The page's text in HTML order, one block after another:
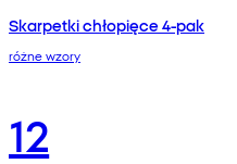
Skarpetki chłopięce 4-pak
różne wzory
12